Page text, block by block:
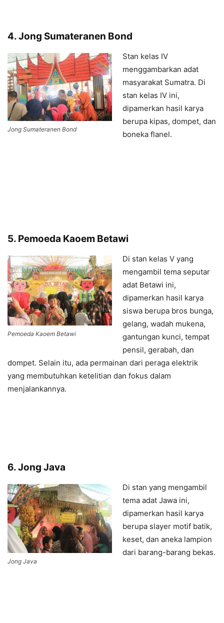
4. Jong Sumateranen Bond
Jong Sumateranen Bond
Stan kelas IV
menggambarkan adat
masyarakat Sumatra. Di
stan kelas IV ini,
dipamerkan hasil karya
berupa kipas, dompet, dan
boneka flanel.
5. Pemoeda Kaoem Betawi
Pemoeda Kaoem Betawi
Di stan kelas V yang
mengambil tema seputar
adat Betawi ini,
dipamerkan hasil karya
siswa berupa bros bunga,
gelang, wadah mukena,
gantungan kunci, tempat
pensil, gerabah, dan
dompet. Selain itu, ada permainan dari peraga elektrik
yang membutuhkan ketelitian dan fokus dalam
menjalankannya.
6. Jong Java
Jong Java
Di stan yang mengambil
tema adat Jawa ini,
dipamerkan hasil karya
berupa slayer motif batik,
keset, dan aneka lampion
dari barang-barang bekas.